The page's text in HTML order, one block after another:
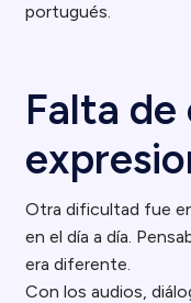
portugués.
Falta de
Otra dificultad fue
en el día a día.
era diferente.
Con los audios,